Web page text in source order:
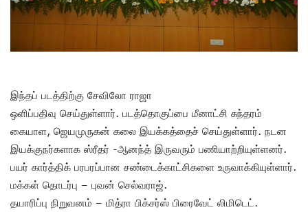
இந்தப் படத்திற்கு சேவிலோ ராஜா
ஒளிப்பதிவு செய்துள்ளார். படத்தொகுப்பை மீனாட்சி சுந்தரம்
கையாள, ஜெயமுருகன் கலை இயக்கத்தைச் செய்துள்ளார். நடன
இயக்குநர்களாக ஸ்ரீதர் -ஆனந்த் இருவரும் பணியாற்றியுள்ளனர்.
பயர் கார்த்திக் பரபரப்பான சண்டைக்காட்சிகளை உருவாக்கியுள்ளார்.
மக்கள் தொடர்பு – புவன் செல்வராஜ்.
தயாரிப்பு நிறுவனம் – மித்ரா பிக்சர்ஸ் பிரைவேட் லிமிடெட்.